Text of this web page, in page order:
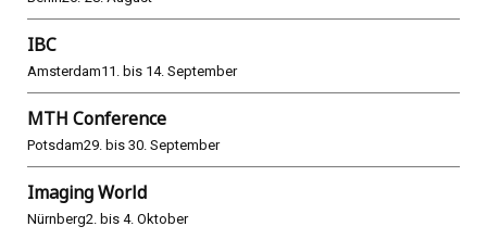
IBC
Amsterdam11. bis 14. September
MTH Conference
Potsdam29. bis 30. September
Imaging World
Nürnberg2. bis 4. Oktober